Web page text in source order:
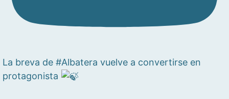
La breva de #Albatera vuelve a convertirse en
protagonista